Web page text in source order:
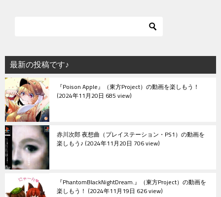
シ
ョ
ン
最新の投稿です♪
『Poison Apple』（東方Project）の動画を楽しもう！
2024年11月20日 685 view
赤川次郎 夜想曲（プレイステーション・PS1）の動画を
楽しもう♪ 2024年11月20日 706 view
『PhantomBlackNightDream.』（東方Project）の動画を
楽しもう！ 2024年11月19日 626 view